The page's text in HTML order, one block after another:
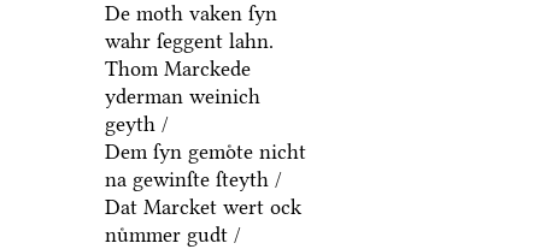
De moth vaken ſyn
wahr ſeggent lahn.
Thom Marckede
yderman weinich
geyth /
Dem ſyn gemoͤte nicht
na gewinſte ſteyth /
Dat Marcket wert ock
nuͤmmer gudt /